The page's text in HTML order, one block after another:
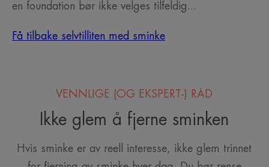
en foundation bør ikke velges tilfeldig...
Få tilbake selvtilliten med sminke
VENNLIGE (OG EKSPERT-) RÅD
Ikke glem å fjerne sminken
Hvis sminke er av reell interesse, ikke glem trinnet